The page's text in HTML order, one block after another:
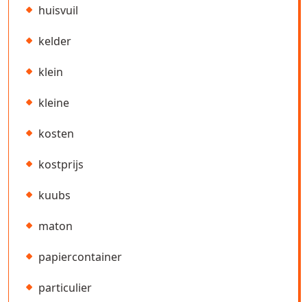
huisvuil
kelder
klein
kleine
kosten
kostprijs
kuubs
maton
papiercontainer
particulier